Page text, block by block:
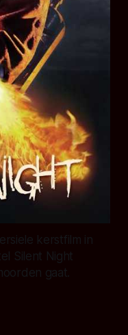
kerstfilm in
Silent Night
gaat.